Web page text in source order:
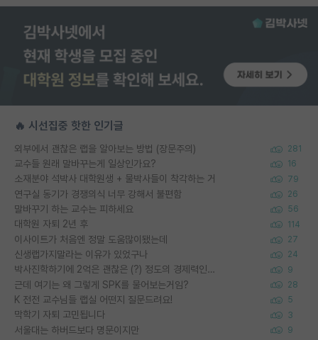
🔥 시선집중 핫한 인기글
외부에서 괜찮은 랩을 알아보는 방법 (장문주의) 281
교수들 원래 말바꾸는게 일상인가요? 16
소재분야 석박사 대학원생 + 물박사들이 착각하는 거 79
연구실 동기가 경쟁의식 너무 강해서 불편함 26
말바꾸기 하는 교수는 피하세요 56
대학원 자퇴 2년 후 114
이사이트가 처음엔 정말 도움많이됐는데 27
신생랩가지말라는 이유가 있었구나 24
박사진학하기에 2억은 괜찮은 (?) 정도의 경제력인가요 9
근데 여기는 왜 그렇게 SPK를 물어보는거임? 28
K 전전 교수님들 랩실 어떤지 질문드려요! 5
막학기 자퇴 고민됩니다 3
서울대는 하버드보다 명문이지만 9